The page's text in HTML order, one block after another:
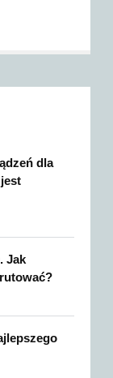
dla
Jak